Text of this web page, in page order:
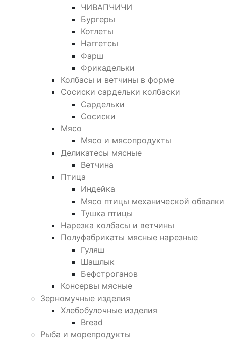
ЧИВАПЧИЧИ
Бургеры
Котлеты
Наггетсы
Фарш
Фрикадельки
Колбасы и ветчины в форме
Сосиски сардельки колбаски
Сардельки
Сосиски
Мясо
Мясо и мясопродукты
Деликатесы мясные
Ветчина
Птица
Индейка
Мясо птицы механической обвалки
Тушка птицы
Нарезка колбасы и ветчины
Полуфабрикаты мясные нарезные
Гуляш
Шашлык
Бефстроганов
Консервы мясные
Зерномучные изделия
Хлебобулочные изделия
Bread
Рыба и морепродукты